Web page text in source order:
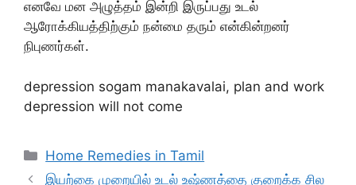
எனவே மன அழுத்தம் இன்றி இருப்பது உடல்
ஆரோக்கியத்திற்கும் நன்மை தரும் என்கின்றனர்
நிபுணர்கள்.
depression sogam manakavalai, plan and work
depression will not come
Categories
Home Remedies in Tamil
இயற்கை முறையில் உடல் உஷ்ணத்தை குறைக்க சில